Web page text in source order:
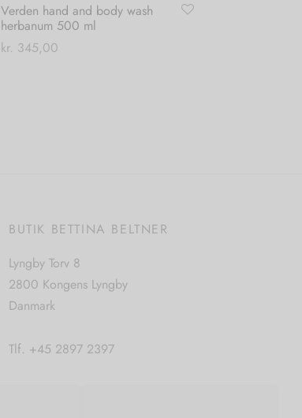
Verden hand and body wash
herbanum 500 ml
kr. 345,00
BUTIK BETTINA BELTNER
Lyngby Torv 8
2800 Kongens Lyngby
Danmark
Tlf. +45 2897 2397